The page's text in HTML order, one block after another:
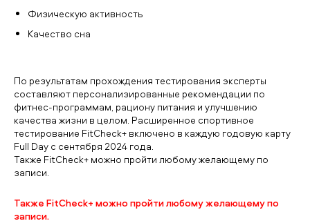
Физическую активность
Качество сна
По результатам прохождения тестирования эксперты
составляют персонализированные рекомендации по
фитнес-программам, рациону питания и улучшению
качества жизни в целом. Расширенное спортивное
тестирование FitCheck+ включено в каждую годовую карту
Full Day с сентября 2024 года.
Также FitCheck+ можно пройти любому желающему по
записи.
Также FitCheck+ можно пройти любому желающему по
записи.